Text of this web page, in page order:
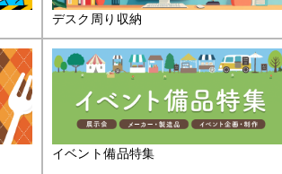
デスク周り収納
イベント備品特集